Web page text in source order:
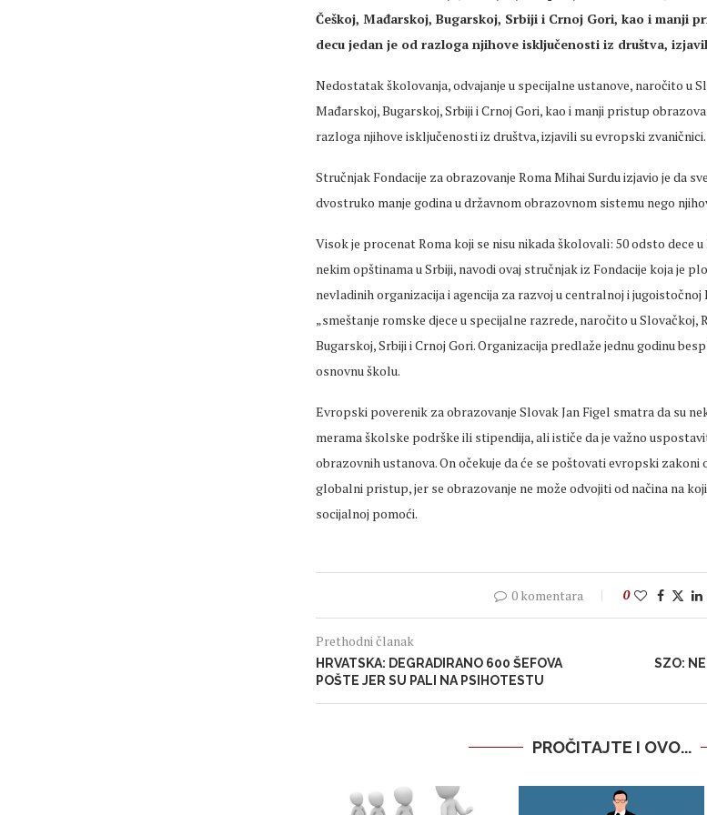
Češkoj, Mađarskoj, Bugarskoj, Srbiji i Crnoj Gori, kao i manji
decu jedan je od razloga njihove isključenosti iz društva,
Nedostatak školovanja, odvajanje u specijalne ustanove, naročito u
Mađarskoj, Bugarskoj, Srbiji i Crnoj Gori, kao i manji pristup
razloga njihove isključenosti iz društva, izjavili su evropski zvaničnici.
Stručnjak Fondacije za obrazovanje Roma Mihai Surdu izjavio je da
dvostruko manje godina u državnom obrazovnom sistemu nego
Visok je procenat Roma koji se nisu nikada školovali: 50 odsto dece u
nekim opštinama u Srbiji, navodi ovaj stručnjak iz Fondacije koja je
nevladinih organizacija i agencija za razvoj u centralnoj i jugoistočnoj
„smeštanje romske djece u specijalne razrede, naročito u Slovačkoj,
Bugarskoj, Srbiji i Crnoj Gori. Organizacija predlaže jednu godinu
osnovnu školu.
Evropski poverenik za obrazovanje Slovak Jan Figel smatra da su
merama školske podrške ili stipendija, ali ističe da je važno
obrazovnih ustanova. On očekuje da će se poštovati evropski zakoni
globalni pristup, jer se obrazovanje ne može odvojiti od načina na
socijalnoj pomoći.
0 komentara 0
Prethodni članak
HRVATSKA: DEGRADIRANO 600 ŠEFOVA
POŠTE JER SU PALI NA PSIHOTESTU
SZO:
PROČITAJTE I OVO...